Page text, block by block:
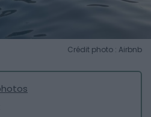
Crédit photo : Airbnb